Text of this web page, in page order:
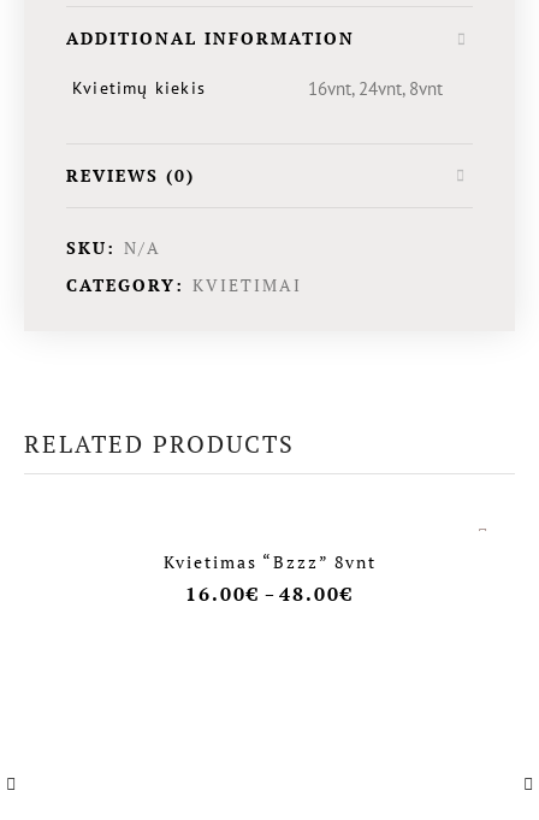
ADDITIONAL INFORMATION
Kvietimų kiekis 16vnt, 24vnt, 8vnt
REVIEWS (0)
SKU: N/A
CATEGORY: KVIETIMAI
RELATED PRODUCTS
Kvietimas “Bzzz” 8vnt
16.00€ – 48.00€